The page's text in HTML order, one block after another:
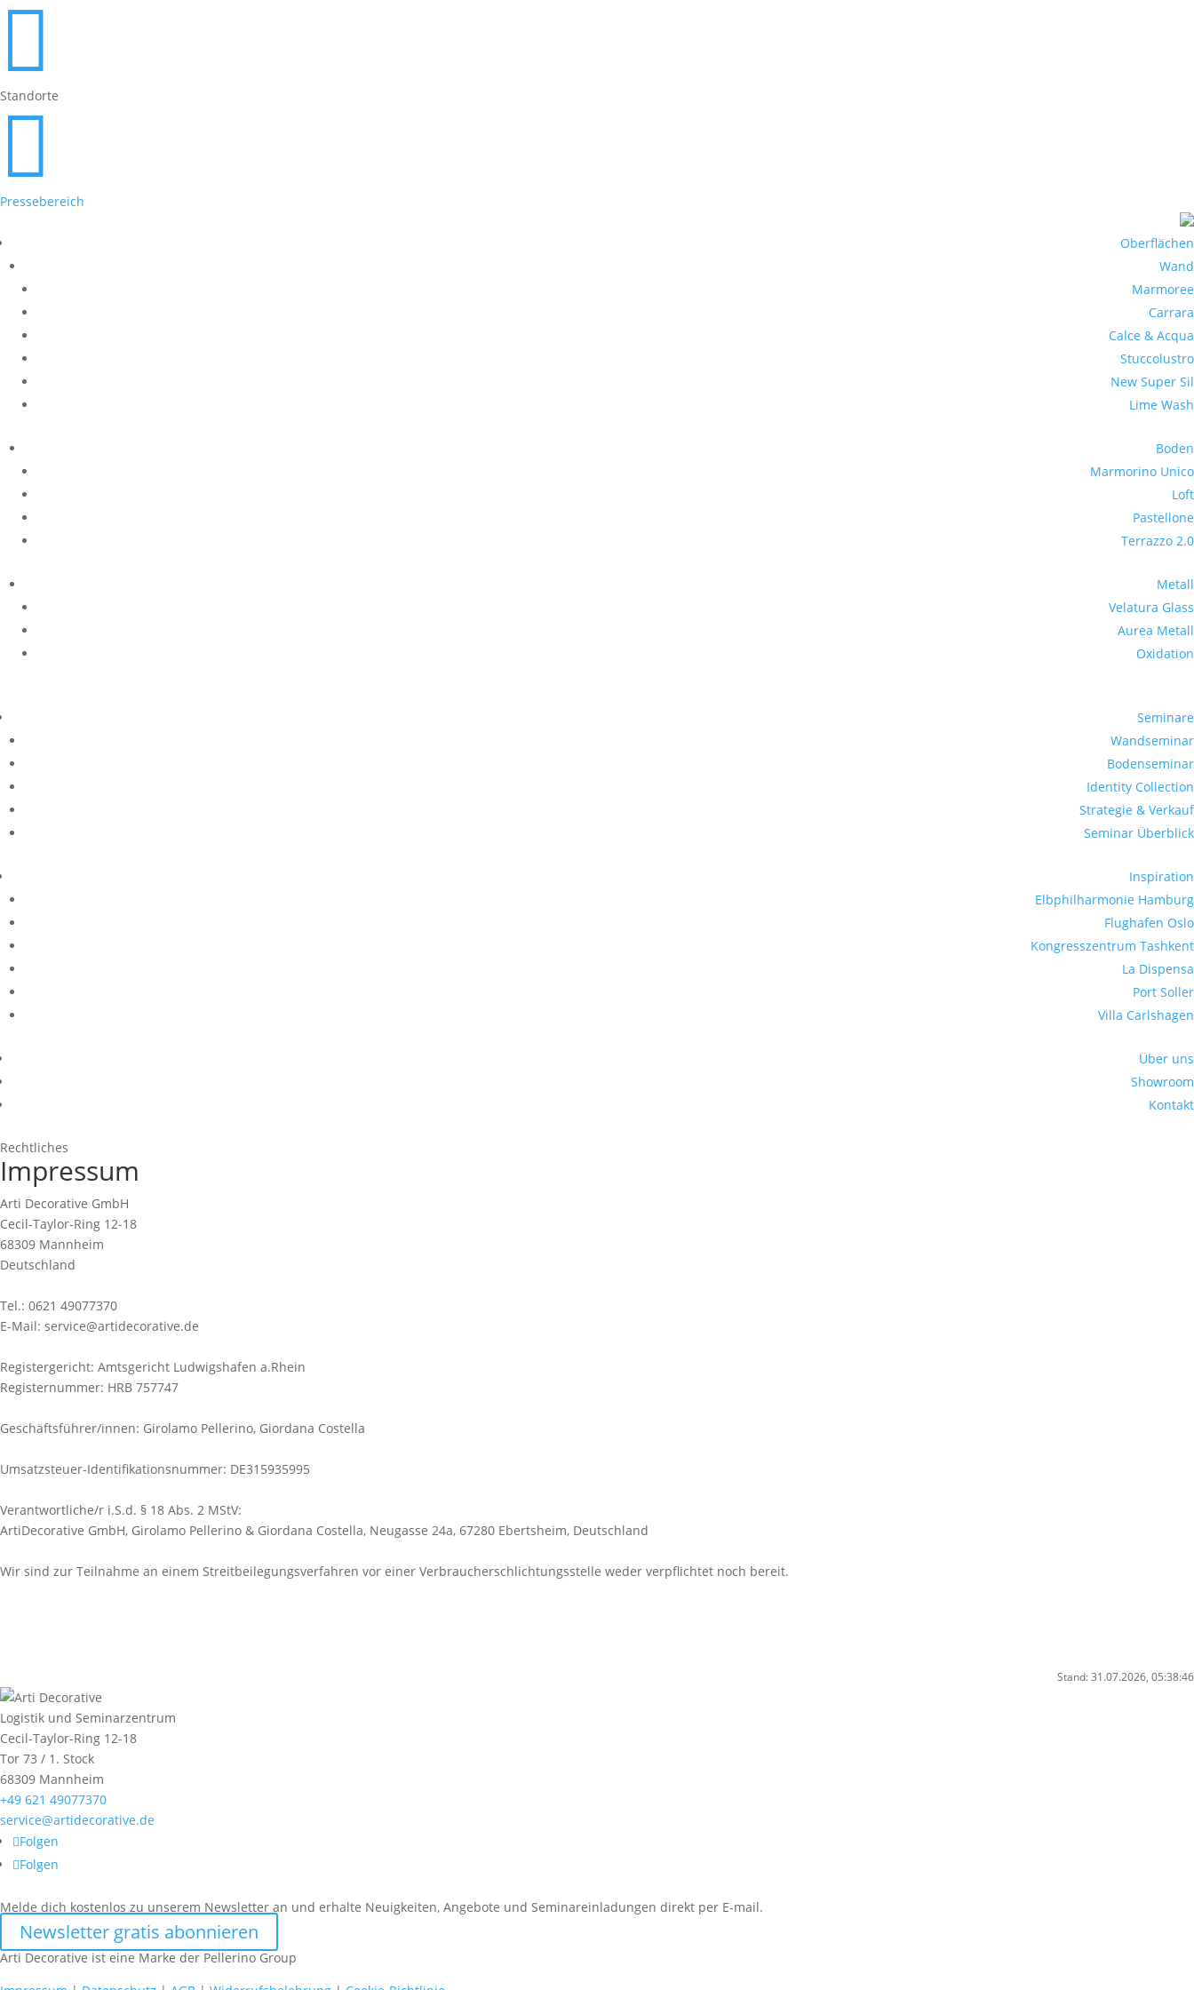

Standorte

Pressebereich
Oberflächen
Wand
Marmoree
Carrara
Calce & Acqua
Stuccolustro
New Super Sil
Lime Wash
Boden
Marmorino Unico
Loft
Pastellone
Terrazzo 2.0
Metall
Velatura Glass
Aurea Metall
Oxidation
Seminare
Wandseminar
Bodenseminar
Identity Collection
Strategie & Verkauf
Seminar Überblick
Inspiration
Elbphilharmonie Hamburg
Flughafen Oslo
Kongresszentrum Tashkent
La Dispensa
Port Soller
Villa Carlshagen
Über uns
Showroom
Kontakt
Rechtliches
Impressum
Arti Decorative GmbH
Cecil-Taylor-Ring 12-18
68309 Mannheim
Deutschland
Tel.: 0621 49077370
E-Mail: service@artidecorative.de
Registergericht: Amtsgericht Ludwigshafen a.Rhein
Registernummer: HRB 757747
Geschäftsführer/innen: Girolamo Pellerino, Giordana Costella
Umsatzsteuer-Identifikationsnummer: DE315935995
Verantwortliche/r i.S.d. § 18 Abs. 2 MStV:
ArtiDecorative GmbH, Girolamo Pellerino & Giordana Costella, Neugasse 24a, 67280 Ebertsheim, Deutschland
Wir sind zur Teilnahme an einem Streitbeilegungsverfahren vor einer Verbraucherschlichtungsstelle weder verpflichtet noch bereit.
Stand: 31.07.2026, 05:38:46
Logistik und Seminarzentrum
Cecil-Taylor-Ring 12-18
Tor 73 / 1. Stock
68309 Mannheim
+49 621 49077370
service@artidecorative.de
Folgen
Folgen
Melde dich kostenlos zu unserem Newsletter an und erhalte Neuigkeiten, Angebote und Seminareinladungen direkt per E-mail.
Newsletter gratis abonnieren
Arti Decorative ist eine Marke der Pellerino Group